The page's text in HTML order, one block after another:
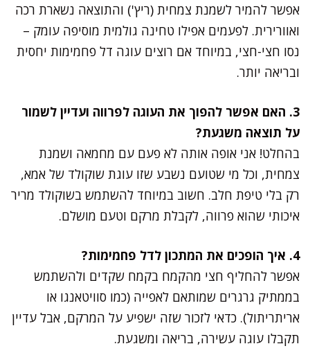
אפשר להמיר לשמנת צמחית (ריץ') והתוצאה נשארת רכה
ואוורירית. לפעמים אפילו טחינה גולמית מוסיפה עומק –
נסו חצי-חצי, במיוחד אם רוצים עוגה דל פחמימות יחסית
ובריאה יותר.
3. האם אפשר להפוך את העוגה לפרווה ועדיין לשמור
על תוצאה משגעת?
בהחלט! אני אופה אותה לא פעם עם מחמאה ושמנת
צמחית, וכל מי שטועם נשבע שזו עוגת שוקולד של אמא,
רק בלי טיפת חלב. חשוב במיוחד להשתמש בשוקולד מריר
איכותי שהוא פרווה, לקבלת מרקם וטעם מושלם.
4. איך הופכים את המתכון לדל פחמימות?
אפשר להחליף חצי מהקמח בקמח שקדים ולהשתמש
בממתיק גרגרים שמותאם לאפייה (כמו סוויטאנגו או
אריתריתול). כדאי לזכור שזה ישפיע על המרקם, אבל עדיין
תקבלו עוגה עשירה, בריאה ומשגעת.